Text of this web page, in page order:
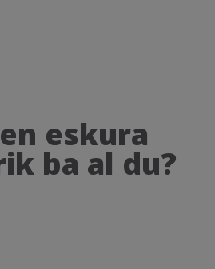
eskura
ba al du?